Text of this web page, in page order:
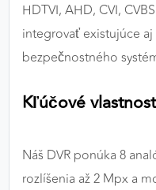
HDTVI, AHD, CVI,
integrovať existujúce
bezpečnostného
Kľúčové
Náš DVR ponúka 8
rozlíšenia až 2 Mpx a
zobrazovať cielenú
našom webe aj v
Google Ads
Poskytovateľ: